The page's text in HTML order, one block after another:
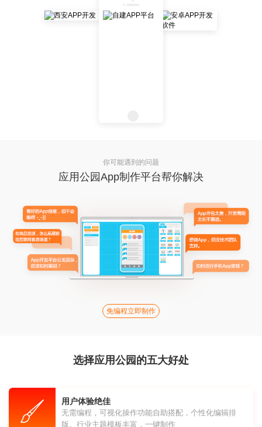
你可能遇到的问题
应用公园App制作平台帮你解决
免编程立即制作
选择应用公园的五大好处
用户体验绝佳
无需编程，可视化操作功能自助搭配，个性化编辑排
版。行业主题模板丰富，一键制作